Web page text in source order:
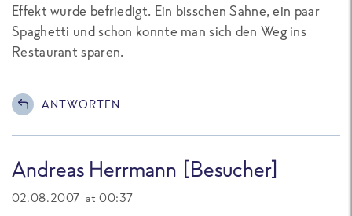
Effekt wurde befriedigt. Ein bisschen Sahne, ein paar
Spaghetti und schon konnte man sich den Weg ins
Restaurant sparen.
ANTWORTEN
Andreas Herrmann [Besucher]
02.08.2007 at 00:37